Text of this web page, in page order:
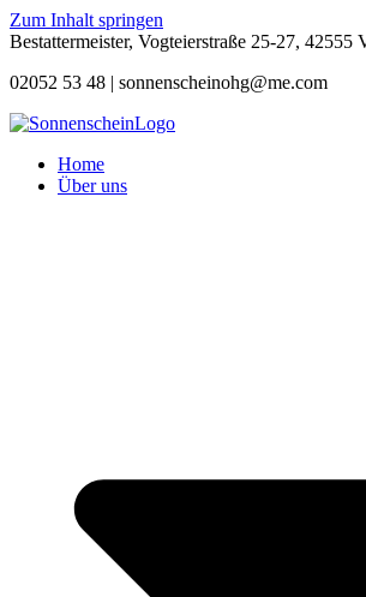
Zum Inhalt springen
Bestattermeister, Vogteierstraße 25-27, 42555
02052 53 48 | sonnenscheinohg@me.com
Home
Über uns